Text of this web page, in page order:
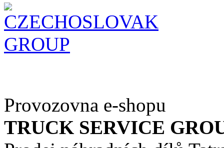
Provozovna e-shopu
TRUCK SERVICE